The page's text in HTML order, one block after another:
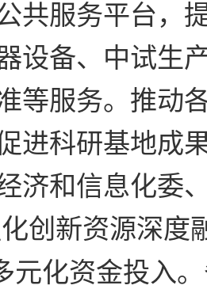
共服务平台，
设备、中试生
等服务。推动
进科研基地成
济和信息化委
化创新资源深度
元化资金投入